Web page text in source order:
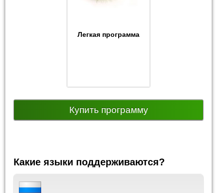
Легкая программа
Купить программу
Какие языки поддерживаются?